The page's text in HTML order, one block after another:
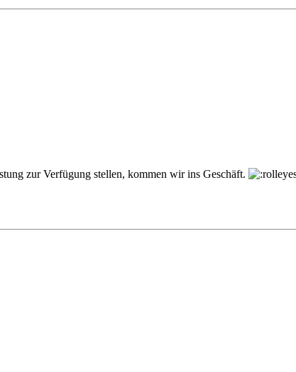
zur Verfügung stellen, kommen wir ins Geschäft.